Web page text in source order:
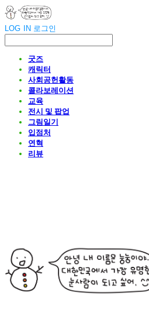
LOG IN 로그인
굿즈
캐릭터
사회공헌활동
콜라보레이션
교육
전시 및 팝업
그림일기
입점처
연혁
리뷰